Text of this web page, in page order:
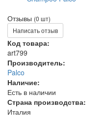
Отзывы (0 шт)
Написать отзыв
Код товара:
art799
Производитель:
Palco
Наличие:
Есть в наличии
Страна производства:
Италия